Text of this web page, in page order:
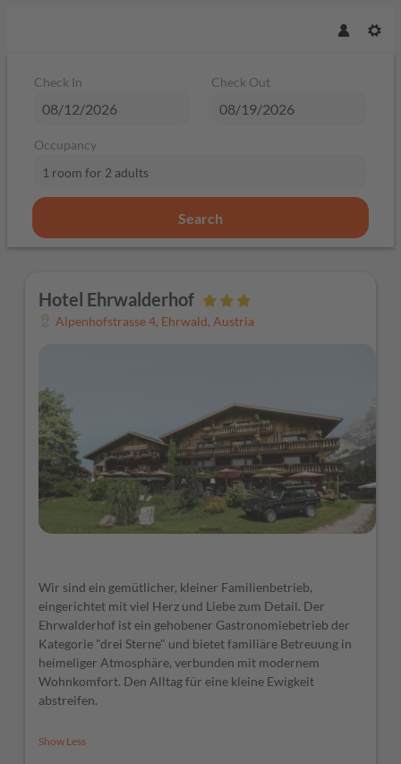
Check In Check Out
Occupancy
1 room for 2 adults
Search
Hotel Ehrwalderhof - Our
Hotel Ehrwalderhof
Alpenhofstrasse 4, Ehrwald, Austria
Wir sind ein gemütlicher, kleiner Familienbetrieb,
eingerichtet mit viel Herz und Liebe zum Detail. Der
Ehrwalderhof ist ein gehobener Gastronomiebetrieb der
Kategorie "drei Sterne" und bietet familiäre Betreuung in
heimeliger Atmosphäre, verbunden mit modernem
Wohnkomfort. Den Alltag für eine kleine Ewigkeit
abstreifen.
Show Less